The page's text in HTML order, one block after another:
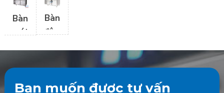
3
cánh
Hoshizaki
2
cánh
1.5
Bàn
mát
Bàn
đông
Bạn muốn được tư vấn